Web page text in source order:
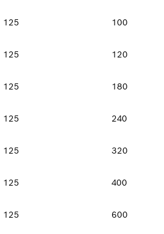
125 100
125 120
125 180
125 240
125 320
125 400
125 600